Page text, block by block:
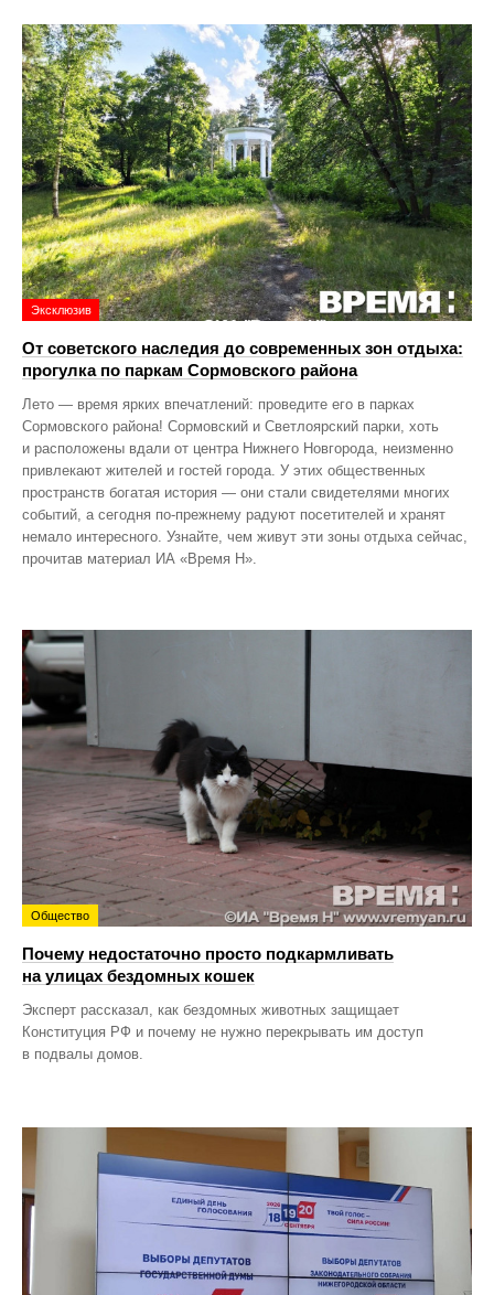
Эксклюзив
От советского наследия до современных зон отдыха:
прогулка по паркам Сормовского района
Лето — время ярких впечатлений: проведите его в парках
Сормовского района! Сормовский и Светлоярский парки, хоть
и расположены вдали от центра Нижнего Новгорода, неизменно
привлекают жителей и гостей города. У этих общественных
пространств богатая история — они стали свидетелями многих
событий, а сегодня по‑прежнему радуют посетителей и хранят
немало интересного. Узнайте, чем живут эти зоны отдыха сейчас,
прочитав материал ИА «Время Н».
Общество
Почему недостаточно просто подкармливать
на улицах бездомных кошек
Эксперт рассказал, как бездомных животных защищает
Конституция РФ и почему не нужно перекрывать им доступ
в подвалы домов.